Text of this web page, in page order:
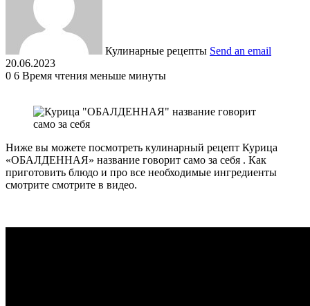
Кулинарные рецепты Send an email
20.06.2023
0 6 Время чтения меньше минуты
Ниже вы можете посмотреть кулинарный рецепт Курица
«ОБАЛДЕННАЯ» название говорит само за себя . Как
приготовить блюдо и про все необходимые ингредиенты
смотрите смотрите в видео.